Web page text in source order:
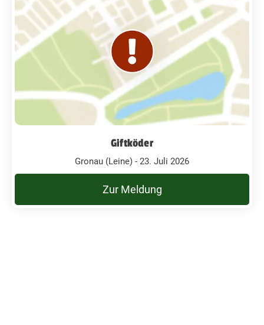
Giftköder
Gronau (Leine) - 23. Juli 2026
Zur Meldung